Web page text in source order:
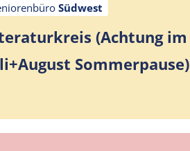
Südwest
(Achtung im
Sommerpause)